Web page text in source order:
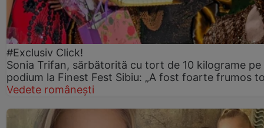
#Exclusiv Click!
Sonia Trifan, sărbătorită cu tort de 10 kilograme pe
podium la Finest Fest Sibiu: „A fost foarte frumos
Vedete românești